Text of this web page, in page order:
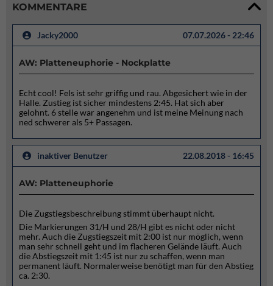
KOMMENTARE
Jacky2000 07.07.2026 - 22:46
AW: Platteneuphorie - Nockplatte
Echt cool! Fels ist sehr griffig und rau. Abgesichert wie in der
Halle. Zustieg ist sicher mindestens 2:45. Hat sich aber
gelohnt. 6 stelle war angenehm und ist meine Meinung nach
ned schwerer als 5+ Passagen.
inaktiver Benutzer 22.08.2018 - 16:45
AW: Platteneuphorie
Die Zugstiegsbeschreibung stimmt überhaupt nicht.
Die Markierungen 31/H und 28/H gibt es nicht oder nicht
mehr. Auch die Zugstiegszeit mit 2:00 ist nur möglich, wenn
man sehr schnell geht und im flacheren Gelände läuft. Auch
die Abstiegszeit mit 1:45 ist nur zu schaffen, wenn man
permanent läuft. Normalerweise benötigt man für den Abstieg
ca. 2:30.